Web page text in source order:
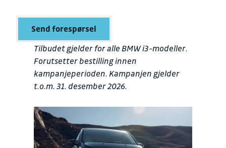
Send forespørsel
Tilbudet gjelder for alle BMW i3-modeller.
Forutsetter bestilling innen
kampanjeperioden. Kampanjen gjelder
t.o.m. 31. desember 2026.